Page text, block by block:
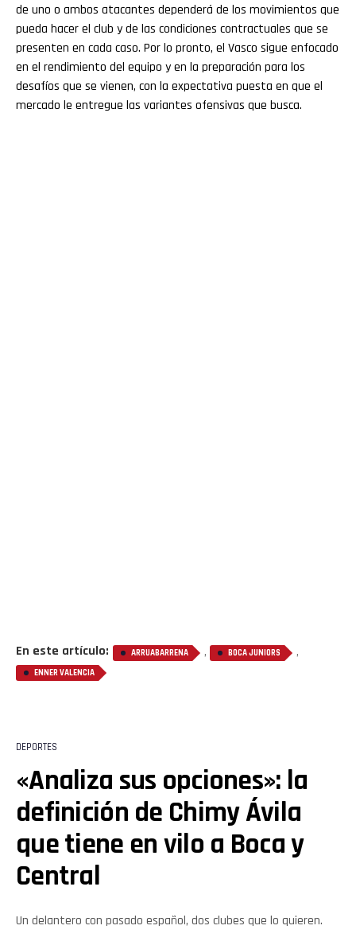
de uno o ambos atacantes dependerá de los movimientos que
pueda hacer el club y de las condiciones contractuales que se
presenten en cada caso. Por lo pronto, el Vasco sigue enfocado
en el rendimiento del equipo y en la preparación para los
desafíos que se vienen, con la expectativa puesta en que el
mercado le entregue las variantes ofensivas que busca.
En este artículo: ARRUABARRENA , BOCA JUNIORS ,
ENNER VALENCIA
DEPORTES
«Analiza sus opciones»: la
definición de Chimy Ávila
que tiene en vilo a Boca y
Central
Un delantero con pasado español, dos clubes que lo quieren.